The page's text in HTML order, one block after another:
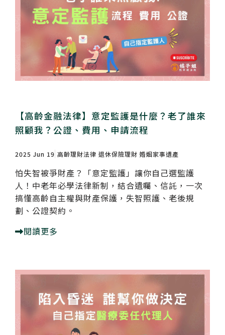
【高齡金融法律】意定監護是什麼？老了誰來
照顧我？公證、費用、申請流程
2025 Jun 19 高齡理財法律 退休保險理財 婚姻家事遺產
怕失智被爭財產？「意定監護」讓你自己選監護
人！中老年必學法律新制，結合遺囑、信託，一次
搞懂高齡自主權與財產保護，失智照護、老後規
劃、公證契約。
閱讀更多